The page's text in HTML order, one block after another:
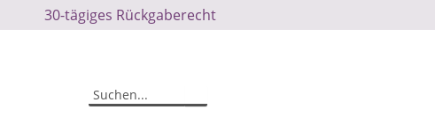
30-tägiges Rückgaberecht